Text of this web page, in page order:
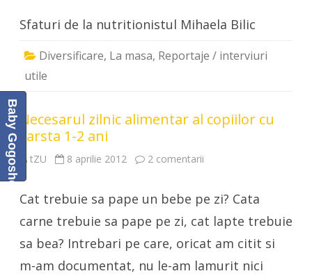
cu
Mihaela
Sfaturi de la nutritionistul Mihaela Bilic
Diversificare, La masa, Reportaje / interviuri
utile
Necesarul zilnic alimentar al copiilor cu
varsta 1-2 ani
tZU 8 aprilie 2012 2 comentarii
al
copiilor
cu
varsta
1-
2
Cat trebuie sa pape un bebe pe zi? Cata
carne trebuie sa pape pe zi, cat lapte trebuie
sa bea? Intrebari pe care, oricat am citit si
m-am documentat, nu le-am lamurit nici
Baby Gogoshel Blog